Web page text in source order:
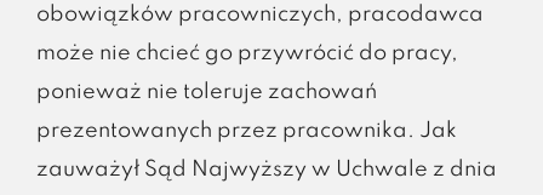
obowiązków pracowniczych, pracodawca
może nie chcieć go przywrócić do pracy,
ponieważ nie toleruje zachowań
prezentowanych przez pracownika. Jak
zauważył Sąd Najwyższy w Uchwale z dnia